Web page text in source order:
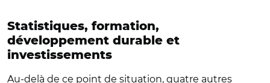
Statistiques, formation,
développement durable et
investissements
Au-delà de ce point de situation, quatre autres